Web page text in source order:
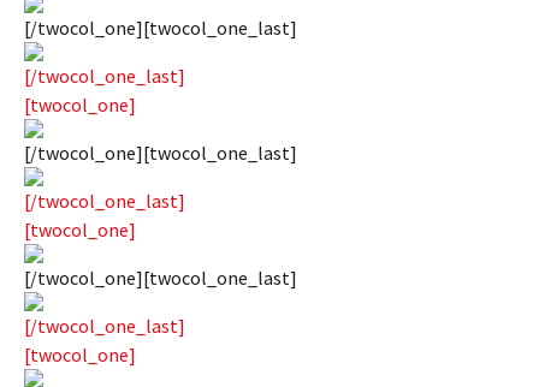
[/twocol_one][twocol_one_last]
[/twocol_one_last]
[twocol_one]
[/twocol_one][twocol_one_last]
[/twocol_one_last]
[twocol_one]
[/twocol_one][twocol_one_last]
[/twocol_one_last]
[twocol_one]